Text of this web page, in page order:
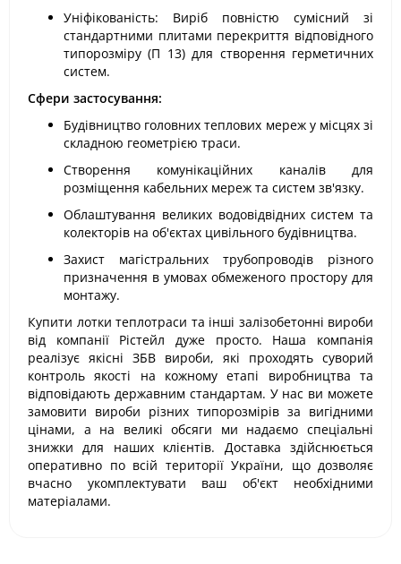
Уніфікованість: Виріб повністю сумісний зі
стандартними плитами перекриття відповідного
типорозміру (П 13) для створення герметичних
систем.
Сфери застосування:
Будівництво головних теплових мереж у місцях зі
складною геометрією траси.
Створення комунікаційних каналів для
розміщення кабельних мереж та систем зв'язку.
Облаштування великих водовідвідних систем та
колекторів на об'єктах цивільного будівництва.
Захист магістральних трубопроводів різного
призначення в умовах обмеженого простору для
монтажу.
Купити лотки теплотраси та інші залізобетонні вироби
від компанії Рістейл дуже просто. Наша компанія
реалізує якісні ЗБВ вироби, які проходять суворий
контроль якості на кожному етапі виробництва та
відповідають державним стандартам. У нас ви можете
замовити вироби різних типорозмірів за вигідними
цінами, а на великі обсяги ми надаємо спеціальні
знижки для наших клієнтів. Доставка здійснюється
оперативно по всій території України, що дозволяє
вчасно укомплектувати ваш об'єкт необхідними
матеріалами.